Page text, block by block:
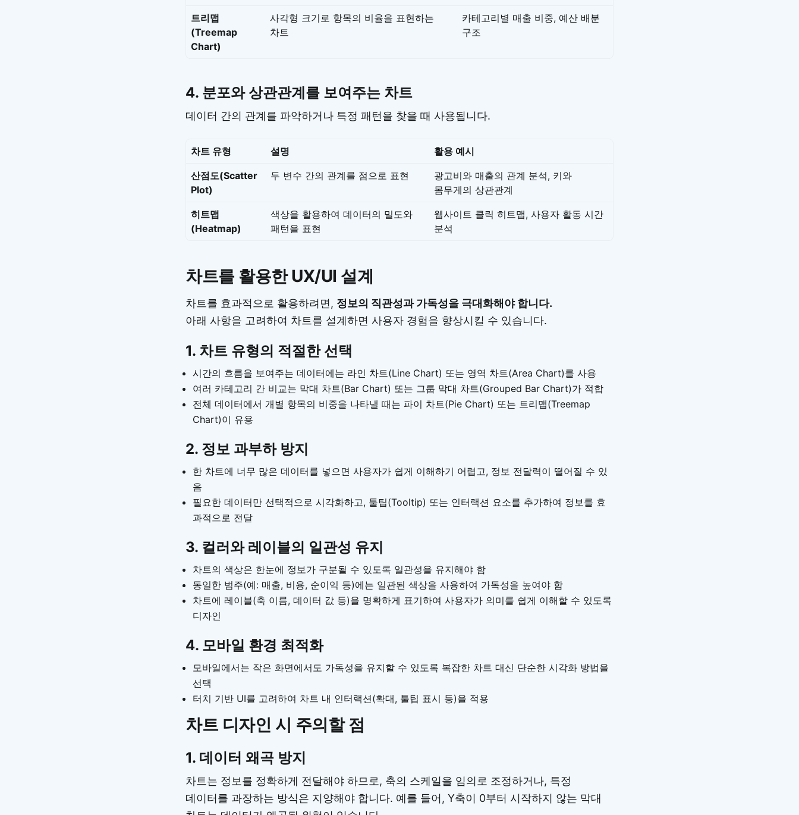
트리맵
(Treemap
Chart)
사각형 크기로 항목의 비율을 표현하는
차트
카테고리별 매출 비중, 예산 배분
구조
4. 분포와 상관관계를 보여주는 차트
데이터 간의 관계를 파악하거나 특정 패턴을 찾을 때 사용됩니다.
차트 유형 설명 활용 예시
산점도(Scatter
Plot)
두 변수 간의 관계를 점으로 표현
광고비와 매출의 관계 분석, 키와
몸무게의 상관관계
히트맵
(Heatmap)
색상을 활용하여 데이터의 밀도와
패턴을 표현
웹사이트 클릭 히트맵, 사용자 활동 시간
분석
차트를 활용한 UX/UI 설계
차트를 효과적으로 활용하려면, 정보의 직관성과 가독성을 극대화해야 합니다.
아래 사항을 고려하여 차트를 설계하면 사용자 경험을 향상시킬 수 있습니다.
1. 차트 유형의 적절한 선택
시간의 흐름을 보여주는 데이터에는 라인 차트(Line Chart) 또는 영역 차트(Area Chart)를 사용
여러 카테고리 간 비교는 막대 차트(Bar Chart) 또는 그룹 막대 차트(Grouped Bar Chart)가 적합
전체 데이터에서 개별 항목의 비중을 나타낼 때는 파이 차트(Pie Chart) 또는 트리맵(Treemap
Chart)이 유용
2. 정보 과부하 방지
한 차트에 너무 많은 데이터를 넣으면 사용자가 쉽게 이해하기 어렵고, 정보 전달력이 떨어질 수 있
음
필요한 데이터만 선택적으로 시각화하고, 툴팁(Tooltip) 또는 인터랙션 요소를 추가하여 정보를 효
과적으로 전달
3. 컬러와 레이블의 일관성 유지
차트의 색상은 한눈에 정보가 구분될 수 있도록 일관성을 유지해야 함
동일한 범주(예: 매출, 비용, 순이익 등)에는 일관된 색상을 사용하여 가독성을 높여야 함
차트에 레이블(축 이름, 데이터 값 등)을 명확하게 표기하여 사용자가 의미를 쉽게 이해할 수 있도록
디자인
4. 모바일 환경 최적화
모바일에서는 작은 화면에서도 가독성을 유지할 수 있도록 복잡한 차트 대신 단순한 시각화 방법을
선택
터치 기반 UI를 고려하여 차트 내 인터랙션(확대, 툴팁 표시 등)을 적용
차트 디자인 시 주의할 점
1. 데이터 왜곡 방지
차트는 정보를 정확하게 전달해야 하므로, 축의 스케일을 임의로 조정하거나, 특정
데이터를 과장하는 방식은 지양해야 합니다. 예를 들어, Y축이 0부터 시작하지 않는 막대